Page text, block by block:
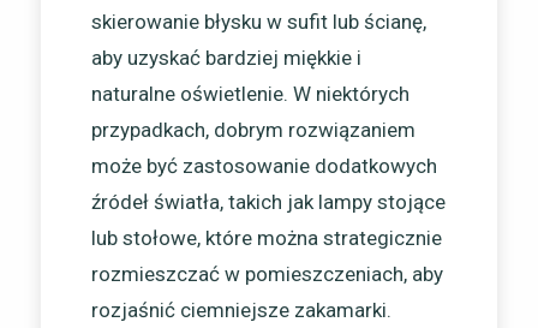
skierowanie błysku w sufit lub ścianę,
aby uzyskać bardziej miękkie i
naturalne oświetlenie. W niektórych
przypadkach, dobrym rozwiązaniem
może być zastosowanie dodatkowych
źródeł światła, takich jak lampy stojące
lub stołowe, które można strategicznie
rozmieszczać w pomieszczeniach, aby
rozjaśnić ciemniejsze zakamarki.